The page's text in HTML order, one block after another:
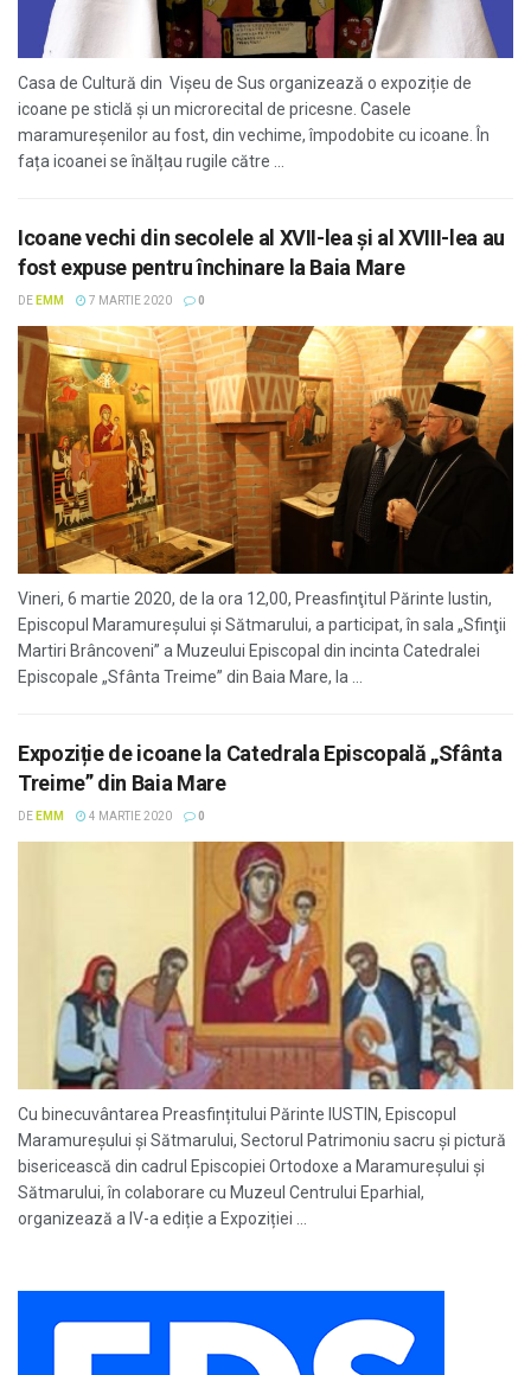
Casa de Cultură din Vişeu de Sus organizează o expoziție de
icoane pe sticlă și un microrecital de pricesne. Casele
maramureșenilor au fost, din vechime, împodobite cu icoane. În
fața icoanei se înălțau rugile către ...
Icoane vechi din secolele al XVII-lea şi al XVIII-lea au
fost expuse pentru închinare la Baia Mare
DE EMM 7 MARTIE 2020 0
Vineri, 6 martie 2020, de la ora 12,00, Preasfinţitul Părinte Iustin,
Episcopul Maramureşului şi Sătmarului, a participat, în sala „Sfinţii
Martiri Brâncoveni” a Muzeului Episcopal din incinta Catedralei
Episcopale „Sfânta Treime” din Baia Mare, la ...
Expoziție de icoane la Catedrala Episcopală „Sfânta
Treime” din Baia Mare
DE EMM 4 MARTIE 2020 0
Cu binecuvântarea Preasfințitului Părinte IUSTIN, Episcopul
Maramureșului și Sătmarului, Sectorul Patrimoniu sacru și pictură
bisericească din cadrul Episcopiei Ortodoxe a Maramureşului şi
Sătmarului, în colaborare cu Muzeul Centrului Eparhial,
organizează a IV-a ediție a Expoziției ...